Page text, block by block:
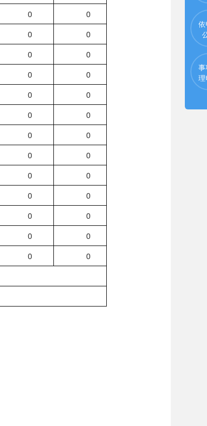
0
0
0
0
0
0
0
0
0
0
0
0
0
0
0
0
0
0
0
0
0
0
0
0
0
0